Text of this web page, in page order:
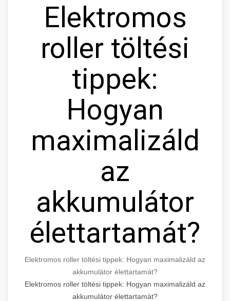
Elektromos
roller töltési
tippek:
Hogyan
maximalizáld
az
akkumulátor
élettartamát?
Elektromos roller töltési tippek: Hogyan maximalizáld az
akkumulátor élettartamát?
Elektromos roller töltési tippek: Hogyan maximalizáld az
akkumulátor élettartamát?